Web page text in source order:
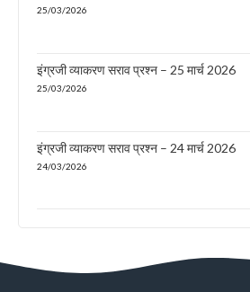
25/03/2026
इंग्रजी व्याकरण सराव प्रश्न – 25 मार्च 2026
25/03/2026
इंग्रजी व्याकरण सराव प्रश्न – 24 मार्च 2026
24/03/2026